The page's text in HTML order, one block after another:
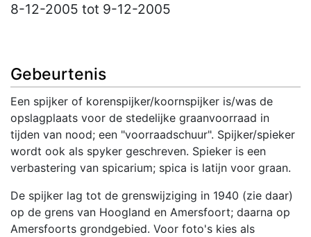
8-12-2005 tot 9-12-2005
Gebeurtenis
Een spijker of korenspijker/koornspijker is/was de
opslagplaats voor de stedelijke graanvoorraad in
tijden van nood; een "voorraadschuur". Spijker/spieker
wordt ook als spyker geschreven. Spieker is een
verbastering van spicarium; spica is latijn voor graan.
De spijker lag tot de grenswijziging in 1940 (zie daar)
op de grens van Hoogland en Amersfoort; daarna op
Amersfoorts grondgebied. Voor foto's kies als